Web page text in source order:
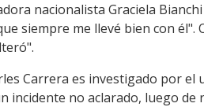
nacionalista Graciela
siempre me llevé bien con él".
Carrera es investigado por el
incidente no aclarado, luego de